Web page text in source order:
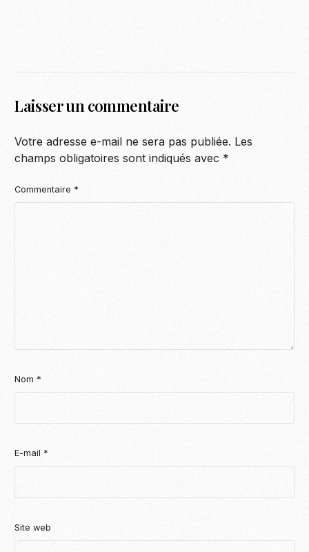
Laisser un commentaire
Votre adresse e-mail ne sera pas publiée. Les
champs obligatoires sont indiqués avec *
Commentaire *
Nom *
E-mail *
Site web